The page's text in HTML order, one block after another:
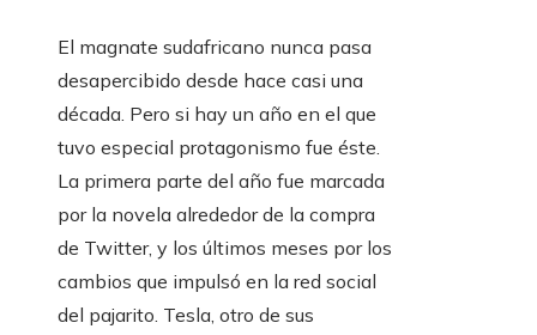
El magnate sudafricano nunca pasa
desapercibido desde hace casi una
década. Pero si hay un año en el que
tuvo especial protagonismo fue éste.
La primera parte del año fue marcada
por la novela alrededor de la compra
de Twitter, y los últimos meses por los
cambios que impulsó en la red social
del pajarito. Tesla, otro de sus